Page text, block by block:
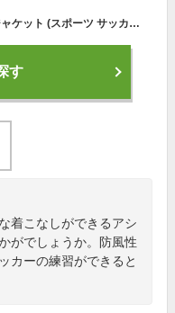
アシックス メンズ ウインドブレーカージャケット (スポーツ サッカー バスケットボール 裏トリコット 運動 部活 チーム asics あす楽) 2031A898
す
着こなしができるアシ
がでしょうか。防風性
カーの練習ができると